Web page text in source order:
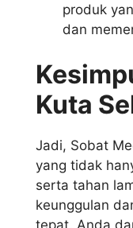
produk
dan
Kuta
Jadi, Sobat
yang tidak
serta tahan
keunggulan